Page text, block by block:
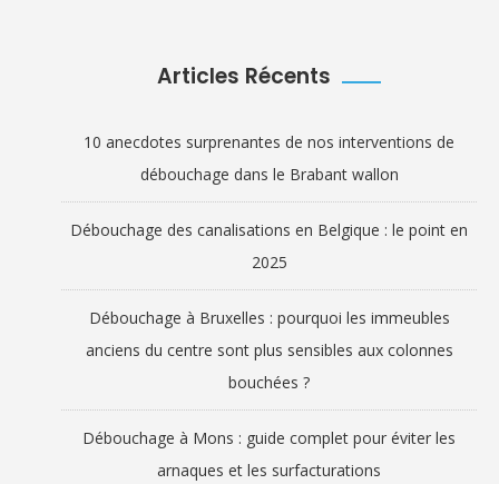
Articles Récents
10 anecdotes surprenantes de nos interventions de
débouchage dans le Brabant wallon
Débouchage des canalisations en Belgique : le point en
2025
Débouchage à Bruxelles : pourquoi les immeubles
anciens du centre sont plus sensibles aux colonnes
bouchées ?
Débouchage à Mons : guide complet pour éviter les
arnaques et les surfacturations